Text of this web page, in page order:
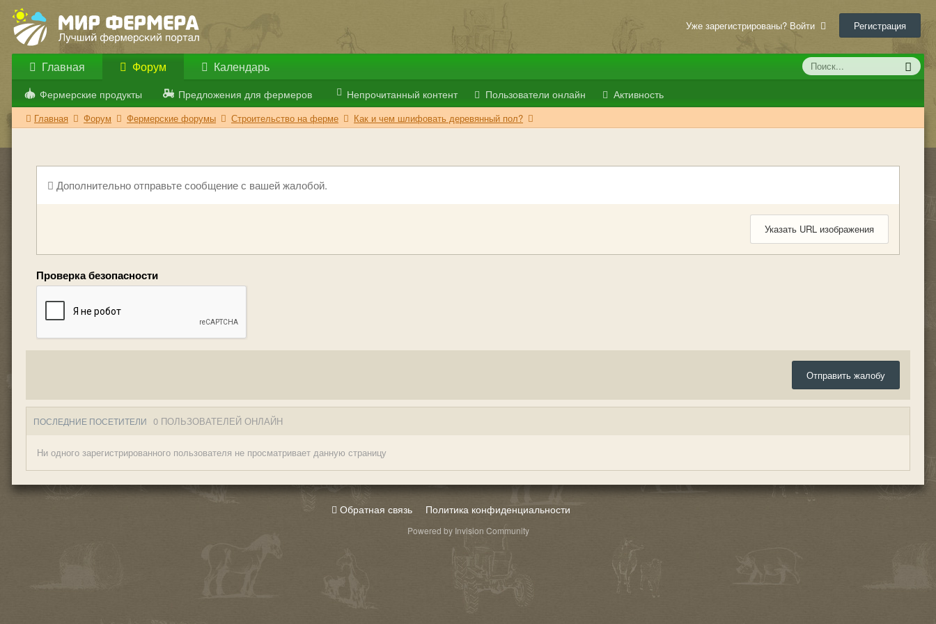
Уже зарегистрированы? Войти Регистрация
Главная Форум
Фермерские продукты Предложения для фермеров Непрочитанный контент Пользователи онлайн Активность
Календарь
Главная Форум Фермерские форумы Строительство на ферме Как и чем шлифовать деревянный пол?
Дополнительно отправьте сообщение с вашей жалобой.
Указать URL изображения
Проверка безопасности
Отправить жалобу
ПОСЛЕДНИЕ ПОСЕТИТЕЛИ 0 ПОЛЬЗОВАТЕЛЕЙ ОНЛАЙН
Ни одного зарегистрированного пользователя не просматривает данную страницу
Обратная связь Политика конфиденциальности
Powered by Invision Community